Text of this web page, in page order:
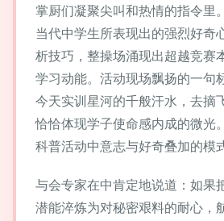
掌厨们凝聚尖叫和热情的指令里
当代中学生所表现出的强烈好奇
析技巧，整操场涌现出超越竞赛
学习动能。活动现场飘扬的一
今天实训星河的千般汗水，去
恰恰体现学子使命感内成的微光
科普活动中意志与好奇叠加的模
与会专家在中肯定地说道：如果
潜能淬炼为对秘密艰料的耐心，